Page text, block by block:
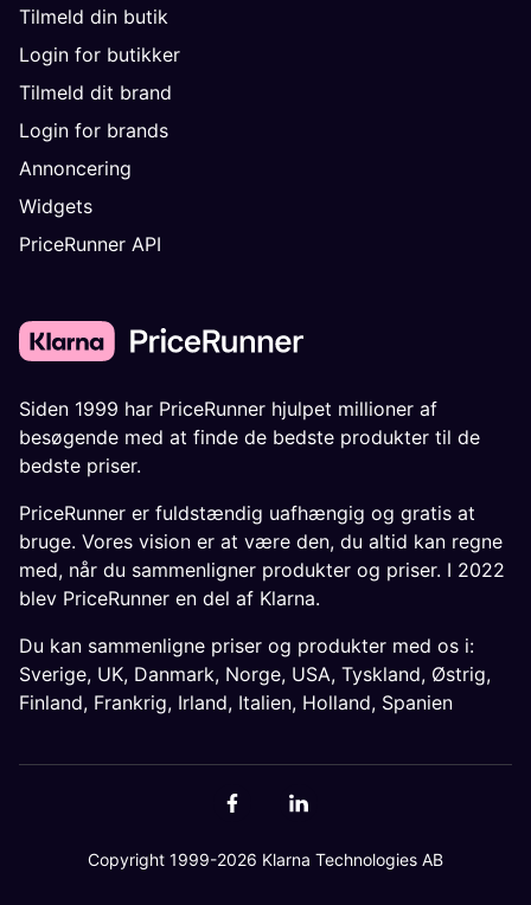
Tilmeld din butik
Login for butikker
Tilmeld dit brand
Login for brands
Annoncering
Widgets
PriceRunner API
Siden 1999 har PriceRunner hjulpet millioner af
besøgende med at finde de bedste produkter til de
bedste priser.
PriceRunner er fuldstændig uafhængig og gratis at
bruge. Vores vision er at være den, du altid kan regne
med, når du sammenligner produkter og priser. I 2022
blev PriceRunner en del af Klarna.
Du kan sammenligne priser og produkter med os i:
Sverige, UK, Danmark, Norge, USA, Tyskland, Østrig,
Finland, Frankrig, Irland, Italien, Holland, Spanien
Copyright 1999-2026 Klarna Technologies AB